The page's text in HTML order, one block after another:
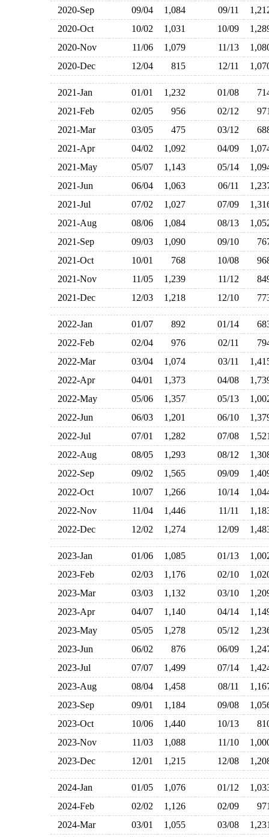
2020-Sep
09/04 1,084 09/11
2020-Oct
10/02 1,031 10/09
2020-Nov
11/06 1,079 11/13
2020-Dec
12/04 815 12/11
2021-Jan 01/01 1,232 01/08
2021-Feb
02/05 956 02/12
2021-Mar
03/05 475 03/12
2021-Apr
04/02 1,092 04/09
2021-May
05/07 1,143 05/14
2021-Jun
06/04 1,063 06/11
2021-Jul
07/02 1,027 07/09
2021-Aug
08/06 1,084 08/13
2021-Sep
09/03 1,090 09/10
2021-Oct
10/01 768 10/08
2021-Nov
11/05 1,239 11/12
2021-Dec
12/03 1,218 12/10
2022-Jan 01/07 892 01/14
2022-Feb
02/04 976 02/11
2022-Mar
03/04 1,074 03/11
2022-Apr
04/01 1,373 04/08
2022-May
05/06 1,357 05/13
2022-Jun
06/03 1,201 06/10
2022-Jul
07/01 1,282 07/08
2022-Aug
08/05 1,293 08/12
2022-Sep
09/02 1,565 09/09
2022-Oct
10/07 1,266 10/14
2022-Nov
11/04 1,446 11/11
2022-Dec
12/02 1,274 12/09
2023-Jan 01/06 1,085 01/13
2023-Feb
02/03 1,176 02/10
2023-Mar
03/03 1,132 03/10
2023-Apr
04/07 1,140 04/14
2023-May
05/05 1,278 05/12
2023-Jun
06/02 876 06/09
2023-Jul
07/07 1,499 07/14
2023-Aug
08/04 1,458 08/11
2023-Sep
09/01 1,184 09/08
2023-Oct
10/06 1,440 10/13
2023-Nov
11/03 1,088 11/10
2023-Dec
12/01 1,215 12/08
2024-Jan 01/05 1,076 01/12
2024-Feb
02/02 1,126 02/09
2024-Mar
03/01 1,055 03/08